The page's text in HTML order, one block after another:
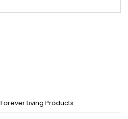
Forever Living Products